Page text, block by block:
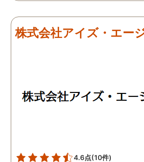
株式会社アイズ・エー
4.6点(10件)